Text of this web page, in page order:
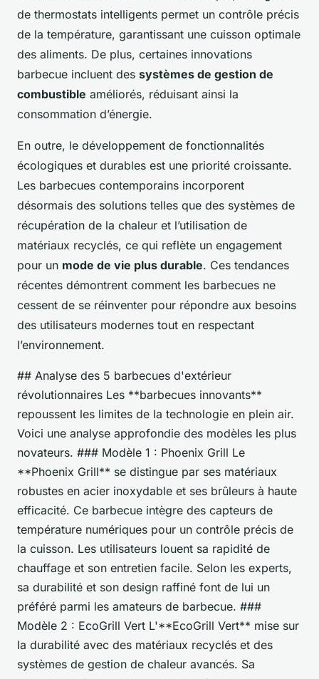
de thermostats intelligents permet un contrôle précis
de la température, garantissant une cuisson optimale
des aliments. De plus, certaines innovations
barbecue incluent des systèmes de gestion de
combustible améliorés, réduisant ainsi la
consommation d’énergie.
En outre, le développement de fonctionnalités
écologiques et durables est une priorité croissante.
Les barbecues contemporains incorporent
désormais des solutions telles que des systèmes de
récupération de la chaleur et l’utilisation de
matériaux recyclés, ce qui reflète un engagement
pour un mode de vie plus durable. Ces tendances
récentes démontrent comment les barbecues ne
cessent de se réinventer pour répondre aux besoins
des utilisateurs modernes tout en respectant
l’environnement.
## Analyse des 5 barbecues d'extérieur
révolutionnaires Les **barbecues innovants**
repoussent les limites de la technologie en plein air.
Voici une analyse approfondie des modèles les plus
novateurs. ### Modèle 1 : Phoenix Grill Le
**Phoenix Grill** se distingue par ses matériaux
robustes en acier inoxydable et ses brûleurs à haute
efficacité. Ce barbecue intègre des capteurs de
température numériques pour un contrôle précis de
la cuisson. Les utilisateurs louent sa rapidité de
chauffage et son entretien facile. Selon les experts,
sa durabilité et son design raffiné font de lui un
préféré parmi les amateurs de barbecue. ###
Modèle 2 : EcoGrill Vert L'**EcoGrill Vert** mise sur
la durabilité avec des matériaux recyclés et des
systèmes de gestion de chaleur avancés. Sa